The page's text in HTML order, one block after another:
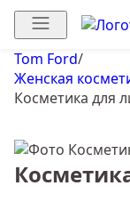
Tom Ford/
Женская
Косметика для